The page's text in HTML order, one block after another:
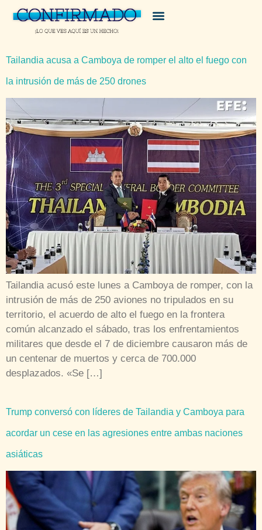
Tailandia acusa a Camboya de romper el alto el fuego con
la intrusión de más de 250 drones
Tailandia acusó este lunes a Camboya de romper, con la
intrusión de más de 250 aviones no tripulados en su
territorio, el acuerdo de alto el fuego en la frontera
común alcanzado el sábado, tras los enfrentamientos
militares que desde el 7 de diciembre causaron más de
un centenar de muertos y cerca de 700.000
desplazados. «Se […]
Trump conversó con líderes de Tailandia y Camboya para
acordar un cese en las agresiones entre ambas naciones
asiáticas